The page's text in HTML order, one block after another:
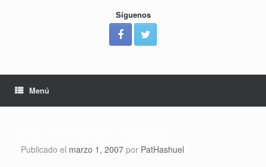
Síguenos
Menú
Publicado el marzo 1, 2007 por PatHashuel